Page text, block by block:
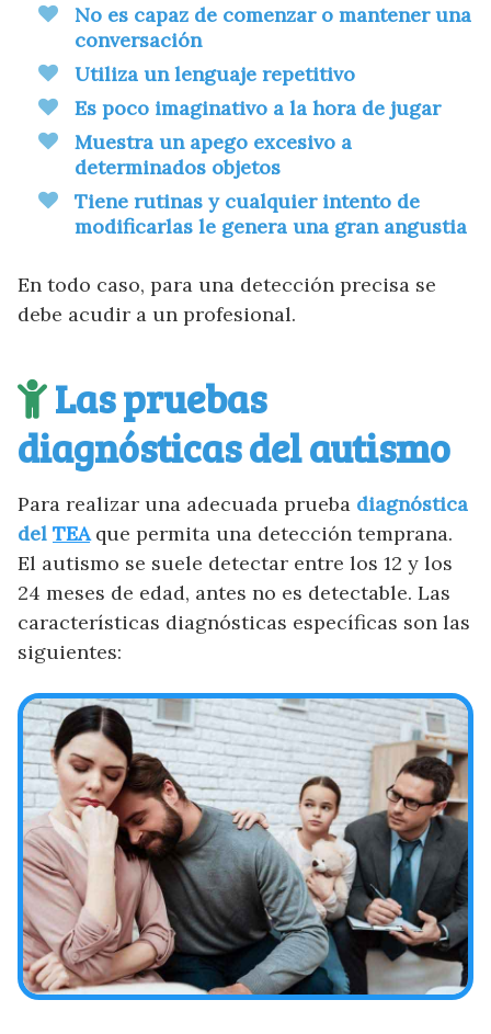
No es capaz de comenzar o mantener una
conversación
Utiliza un lenguaje repetitivo
Es poco imaginativo a la hora de jugar
Muestra un apego excesivo a
determinados objetos
Tiene rutinas y cualquier intento de
modificarlas le genera una gran angustia
En todo caso, para una detección precisa se
debe acudir a un profesional.
Las pruebas
diagnósticas del autismo
Para realizar una adecuada prueba diagnóstica
del TEAque permita una detección temprana.
El autismo se suele detectar entre los 12 y los
24 meses de edad, antes no es detectable. Las
características diagnósticas específicas son las
siguientes: